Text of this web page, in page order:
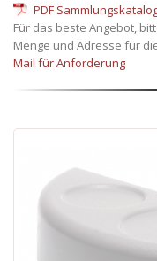
PDF
Für das beste Angebot,
Menge und Adresse für
Mail für Anforderung